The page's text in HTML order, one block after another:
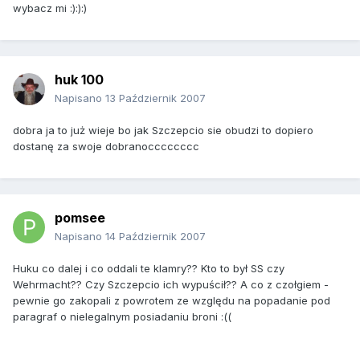
wybacz mi :):):)
huk 100
Napisano 13 Październik 2007
dobra ja to już wieje bo jak Szczepcio sie obudzi to dopiero
dostanę za swoje dobranocccccccc
pomsee
Napisano 14 Październik 2007
Huku co dalej i co oddali te klamry?? Kto to był SS czy
Wehrmacht?? Czy Szczepcio ich wypuścił?? A co z czołgiem -
pewnie go zakopali z powrotem ze względu na popadanie pod
paragraf o nielegalnym posiadaniu broni :((